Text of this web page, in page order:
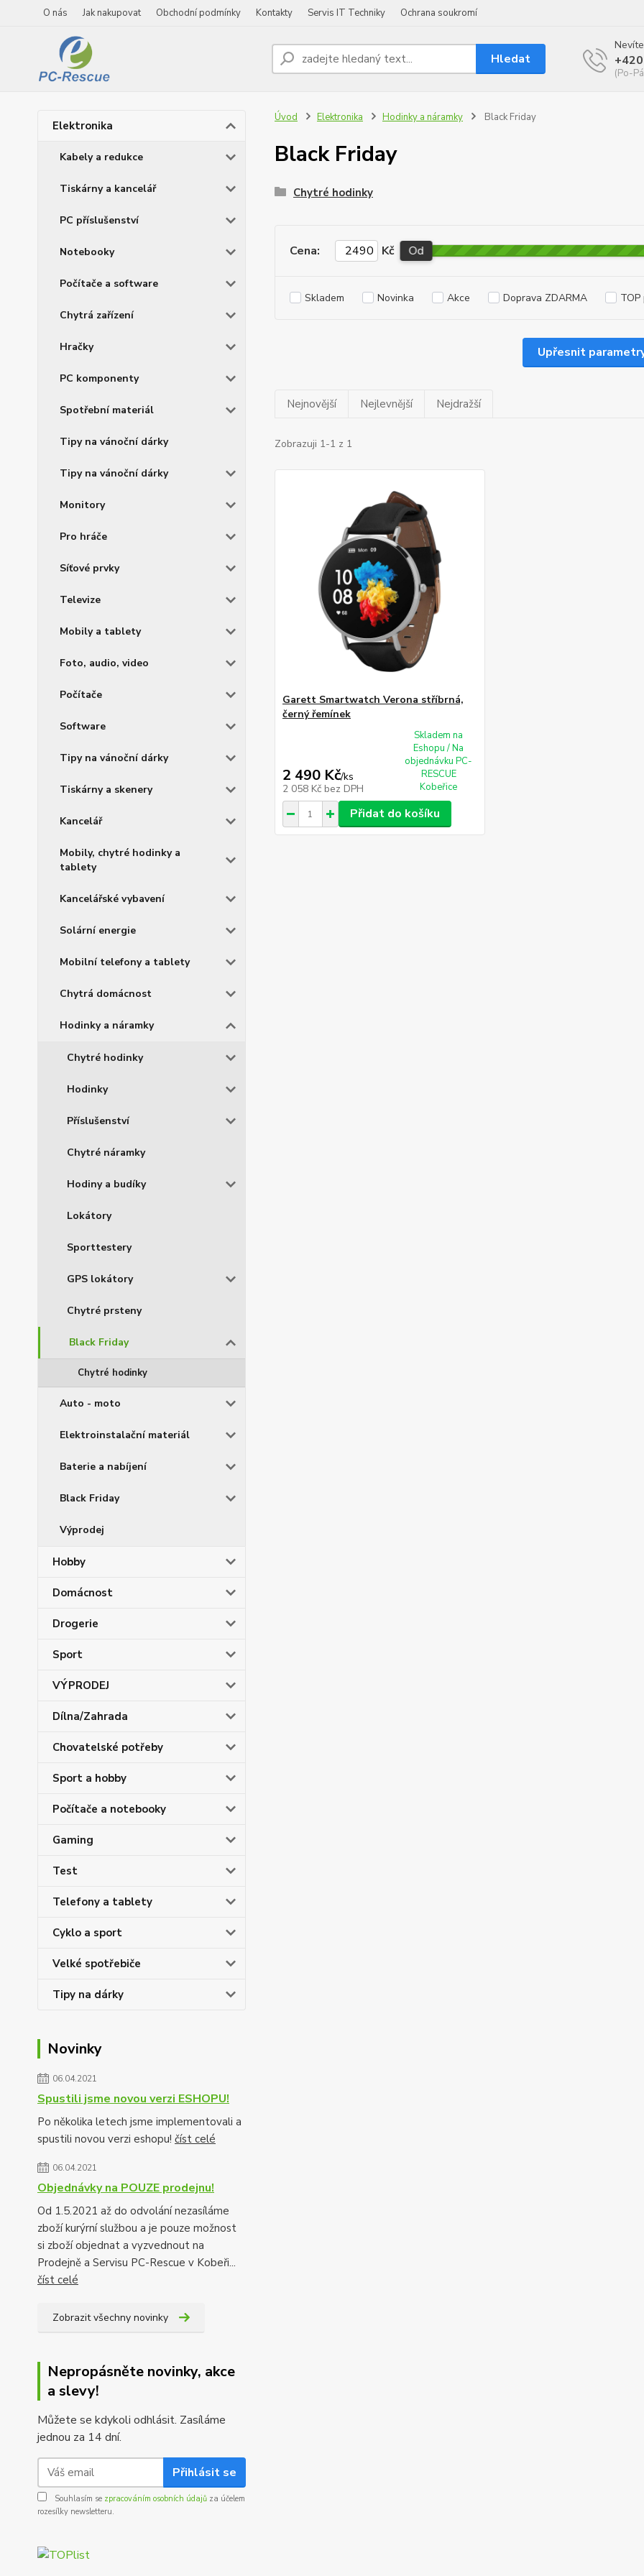
O nás Jak nakupovat Obchodní podmínky Kontakty Servis IT Techniky Ochrana soukromí
Hledat
(Po-
Elektronika
Kabely a redukce
Tiskárny a kancelář
PC příslušenství
Notebooky
Počítače a software
Chytrá zařízení
Hračky
PC komponenty
Spotřební materiál
Tipy na vánoční dárky
Tipy na vánoční dárky
Monitory
Pro hráče
Síťové prvky
Televize
Mobily a tablety
Foto, audio, video
Počítače
Software
Tipy na vánoční dárky
Tiskárny a skenery
Kancelář
Mobily, chytré hodinky a
tablety
Kancelářské vybavení
Solární energie
Mobilní telefony a tablety
Chytrá domácnost
Hodinky a náramky
Chytré hodinky
Hodinky
Příslušenství
Chytré náramky
Hodiny a budíky
Lokátory
Sporttestery
GPS lokátory
Chytré prsteny
Black Friday
Chytré hodinky
Auto - moto
Elektroinstalační materiál
Baterie a nabíjení
Black Friday
Výprodej
Hobby
Domácnost
Drogerie
Sport
VÝPRODEJ
Dílna/Zahrada
Chovatelské potřeby
Sport a hobby
Počítače a notebooky
Gaming
Test
Telefony a tablety
Cyklo a sport
Velké spotřebiče
Tipy na dárky
Novinky
06.04.2021
Spustili jsme novou verzi ESHOPU!
Po několika letech jsme implementovali a
spustili novou verzi eshopu! číst celé
06.04.2021
Objednávky na POUZE prodejnu!
Od 1.5.2021 až do odvolání nezasíláme
zboží kurýrní službou a je pouze možnost
si zboží objednat a vyzvednout na
Prodejně a Servisu PC-Rescue v Kobeři...
číst celé
Zobrazit všechny novinky
Nepropásněte novinky, akce
a slevy!
Můžete se kdykoli odhlásit. Zasíláme
jednou za 14 dní.
Přihlásit se
Souhlasím se zpracováním osobních údajů za účelem
rozesílky newsletteru.
Úvod Elektronika Hodinky a náramky Black Friday
Black Friday
Chytré hodinky
Upřesnit
Cena: Kč Od
Skladem Novinka Akce Doprava ZDARMA
Nejnovější Nejlevnější Nejdražší
Zobrazuji 1-1 z 1
Garett Smartwatch Verona stříbrná,
černý řemínek
2 490 Kč/ks
2 058 Kč bez DPH
Skladem na
Eshopu / Na
objednávku PC-
RESCUE
Kobeřice
Přidat do košíku